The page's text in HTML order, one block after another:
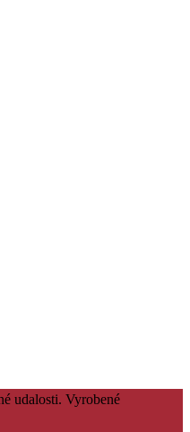
udalosti. Vyrobené